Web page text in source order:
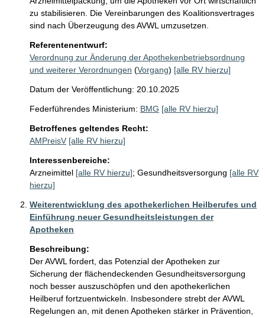
zu stabilisieren. Die Vereinbarungen des Koalitionsvertrages
sind nach Überzeugung des AVWL umzusetzen.
Referentenentwurf:
Verordnung zur Änderung der Apothekenbetriebsordnung
und weiterer Verordnungen (Vorgang) [alle RV hierzu]
Datum der Veröffentlichung: 20.10.2025
Federführendes Ministerium: BMG [alle RV hierzu]
Betroffenes geltendes Recht:
AMPreisV [alle RV hierzu]
Interessenbereiche:
Arzneimittel [alle RV hierzu]; Gesundheitsversorgung [alle RV
hierzu]
Weiterentwicklung des apothekerlichen Heilberufes und
Einführung neuer Gesundheitsleistungen der
Apotheken
Beschreibung:
Der AVWL fordert, das Potenzial der Apotheken zur
Sicherung der flächendeckenden Gesundheitsversorgung
noch besser auszuschöpfen und den apothekerlichen
Heilberuf fortzuentwickeln. Insbesondere strebt der AVWL
Regelungen an, mit denen Apotheken stärker in Prävention,